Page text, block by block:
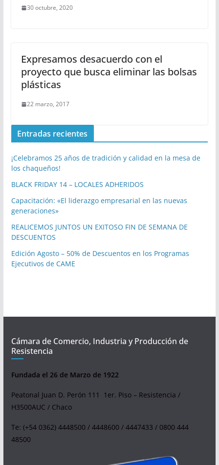
30 octubre, 2020
Expresamos desacuerdo con el
proyecto que busca eliminar las bolsas
plásticas
22 marzo, 2017
Entradas recientes
¡Celebramos 25 años de tradición y calidad en la mesa de
los chaqueños!
BLACK FRIDAY 14 – LOCALES ADHERIDOS
Capacitación: «El liderazgo empresarial en las nuevas
generaciones»
REALICEMOS JUNTOS UN EXITOSO FIN DE SEMANA DE
DESCUENTOS
Edición Agosto – 50% de Descuentos en los Programas
Ejecutivos de CAME
Cámara de Comercio, Industria y Producción de
Resistencia
Fundada el 26 de Marzo de 1922
Peatonal Juan D. Perón 111 1er. Piso – Resistencia /
H3500AUC / Chaco
Te: (+54 0362) 4448500 / 4448600 / 4447433 / 0800 444
48500